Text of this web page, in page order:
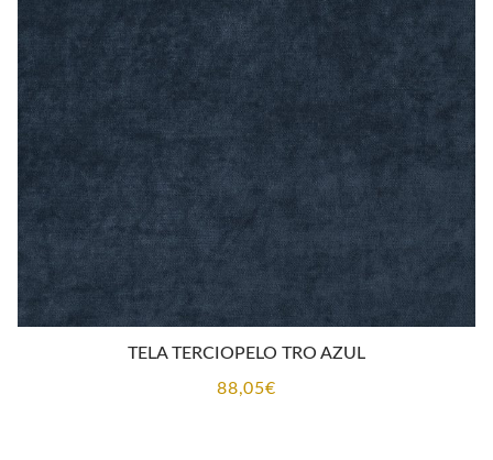
TELA TERCIOPELO TRO AZUL
88,05€